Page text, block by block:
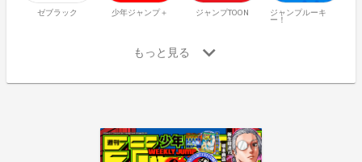
ゼブラック 少年ジャンプ＋ ジャンプTOON
ジャンプルーキ
ー！